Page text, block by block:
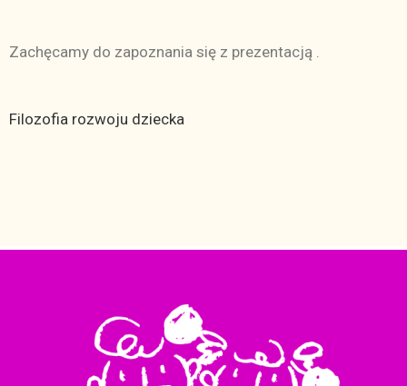
Zachęcamy do zapoznania się z prezentacją .
Filozofia rozwoju dziecka